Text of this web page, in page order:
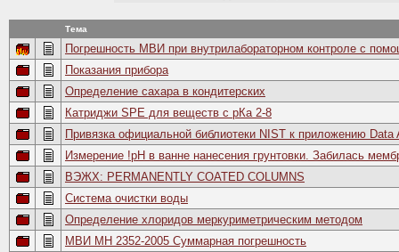
Тема
Погрешность МВИ при внутрилабораторном контроле с
Показания прибора
Определение сахара в кондитерских
Катриджи SPE для веществ с рКа 2-8
Привязка официальной библиотеки NIST к приложению Data
Измерение !pH в ванне нанесения грунтовки. Забилась
ВЭЖХ: PERMANENTLY COATED COLUMNS
Система очистки воды
Определение хлоридов меркуриметрическим методом
МВИ МН 2352-2005 Суммарная погрешность